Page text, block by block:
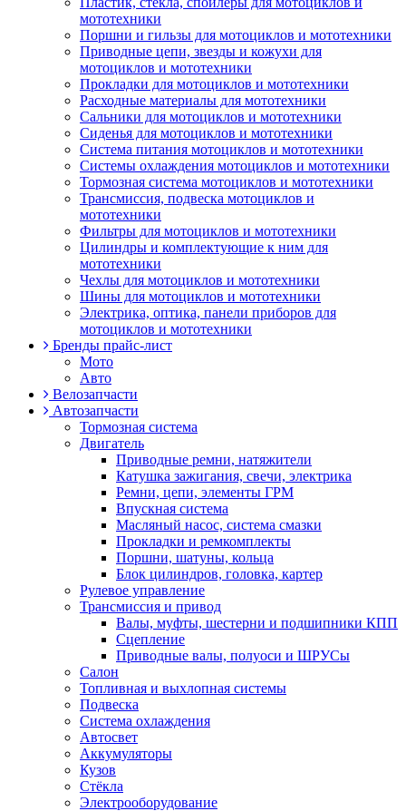
мототехники
Поршни и гильзы для мотоциклов и мототехники
Приводные цепи, звезды и кожухи для
мотоциклов и мототехники
Прокладки для мотоциклов и мототехники
Расходные материалы для мототехники
Сальники для мотоциклов и мототехники
Сиденья для мотоциклов и мототехники
Система питания мотоциклов и мототехники
Системы охлаждения мотоциклов и мототехники
Тормозная система мотоциклов и мототехники
Трансмиссия, подвеска мотоциклов и
мототехники
Фильтры для мотоциклов и мототехники
Цилиндры и комплектующие к ним для
мототехники
Чехлы для мотоциклов и мототехники
Шины для мотоциклов и мототехники
Электрика, оптика, панели приборов для
мотоциклов и мототехники
Бренды прайс-лист
Мото
Авто
Велозапчасти
Автозапчасти
Тормозная система
Двигатель
Приводные ремни, натяжители
Катушка зажигания, свечи, электрика
Ремни, цепи, элементы ГРМ
Впускная система
Масляный насос, система смазки
Прокладки и ремкомплекты
Поршни, шатуны, кольца
Блок цилиндров, головка, картер
Рулевое управление
Трансмиссия и привод
Валы, муфты, шестерни и подшипники КПП
Сцепление
Приводные валы, полуоси и ШРУСы
Салон
Топливная и выхлопная системы
Подвеска
Система охлаждения
Автосвет
Аккумуляторы
Кузов
Стёкла
Электрооборудование